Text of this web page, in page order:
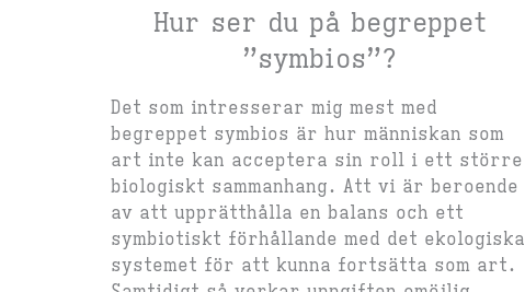
Hur ser du på begreppet
”symbios”?
Det som intresserar mig mest med
begreppet symbios är hur människan som
art inte kan acceptera sin roll i ett större
biologiskt sammanhang. Att vi är beroende
av att upprätthålla en balans och ett
symbiotiskt förhållande med det ekologiska
systemet för att kunna fortsätta som art.